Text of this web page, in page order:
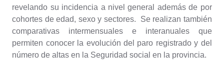
revelando su incidencia a nivel general además de por
cohortes de edad, sexo y sectores. Se realizan también
comparativas intermensuales e interanuales que
permiten conocer la evolución del paro registrado y del
número de altas en la Seguridad social en la provincia.